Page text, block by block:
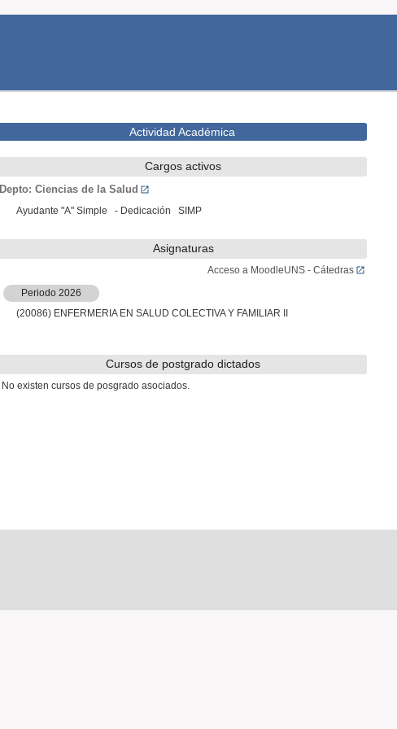
Actividad Académica
Cargos activos
Depto: Ciencias de la Salud
Ayudante "A" Simple - Dedicación SIMP
Asignaturas
Acceso a MoodleUNS - Cátedras
Periodo 2026
(20086) ENFERMERIA EN SALUD COLECTIVA Y FAMILIAR II
Cursos de postgrado dictados
No existen cursos de posgrado asociados.